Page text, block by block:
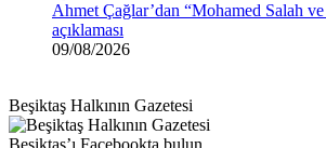
Ahmet Çağlar’dan “Mohamed Salah
açıklaması
09/08/2026
Beşiktaş Halkının Gazetesi